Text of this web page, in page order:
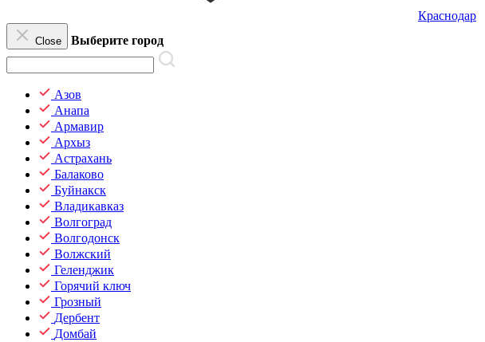
Краснодар
Close Выберите город
Азов
Анапа
Армавир
Архыз
Астрахань
Балаково
Буйнакск
Владикавказ
Волгоград
Волгодонск
Волжский
Геленджик
Горячий ключ
Грозный
Дербент
Домбай